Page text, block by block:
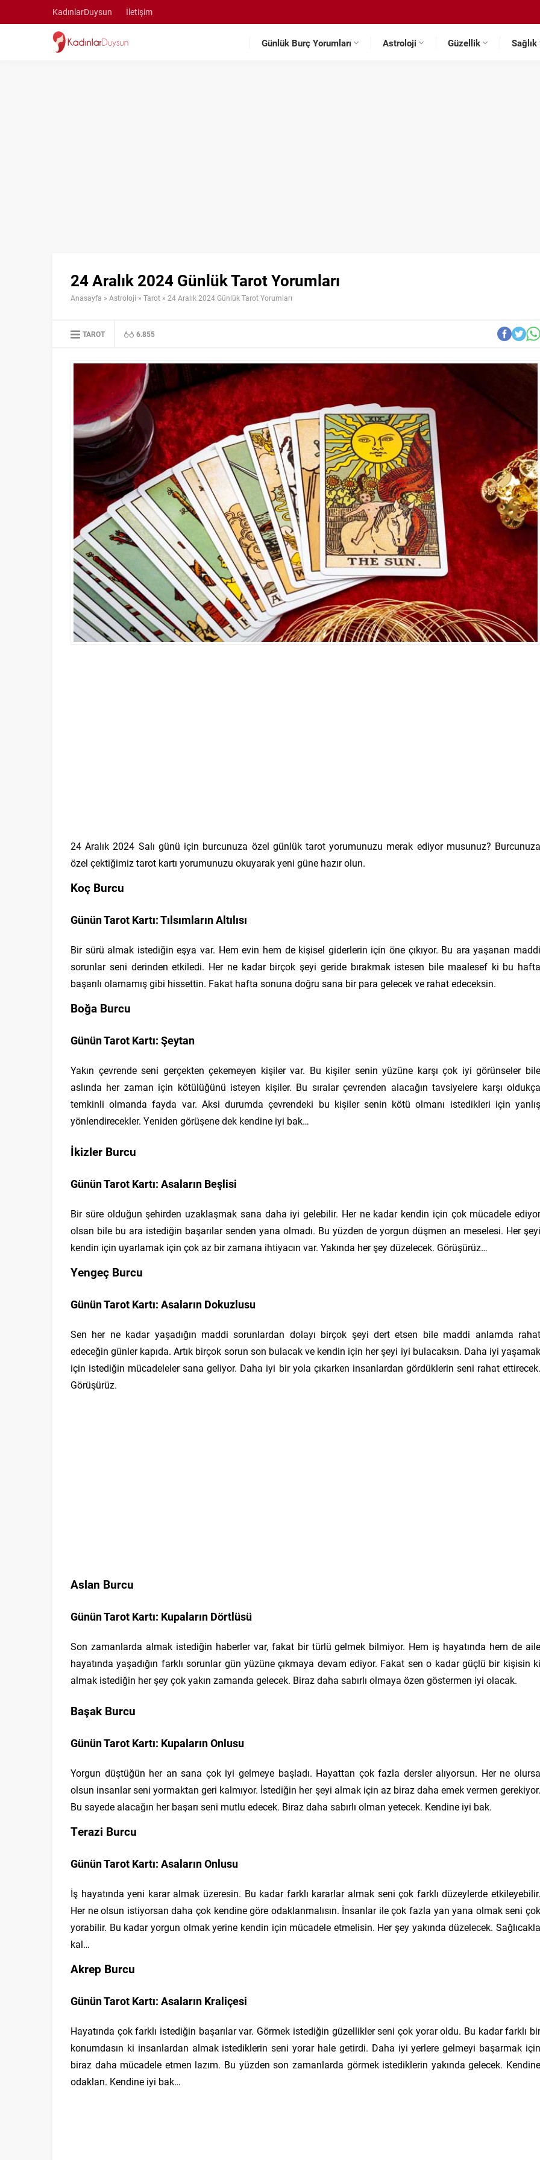
KadınlarDuysun İletişim
Günlük Burç Yorumları Astroloji Güzellik Sağlık
24 Aralık 2024 Günlük Tarot Yorumları
Anasayfa » Astroloji » Tarot » 24 Aralık 2024 Günlük Tarot Yorumları
TAROT 6.855
24 Aralık 2024 Salı günü için burcunuza özel günlük tarot yorumunuzu merak ediyor musunuz? Burcunuza
özel çektiğimiz tarot kartı yorumunuzu okuyarak yeni güne hazır olun.
Koç Burcu
Günün Tarot Kartı: Tılsımların Altılısı
Bir sürü almak istediğin eşya var. Hem evin hem de kişisel giderlerin için öne çıkıyor. Bu ara yaşanan maddi
sorunlar seni derinden etkiledi. Her ne kadar birçok şeyi geride bırakmak istesen bile maalesef ki bu hafta
başarılı olamamış gibi hissettin. Fakat hafta sonuna doğru sana bir para gelecek ve rahat edeceksin.
Boğa Burcu
Günün Tarot Kartı: Şeytan
Yakın çevrende seni gerçekten çekemeyen kişiler var. Bu kişiler senin yüzüne karşı çok iyi görünseler bile
aslında her zaman için kötülüğünü isteyen kişiler. Bu sıralar çevrenden alacağın tavsiyelere karşı oldukça
temkinli olmanda fayda var. Aksi durumda çevrendeki bu kişiler senin kötü olmanı istedikleri için yanlış
yönlendirecekler. Yeniden görüşene dek kendine iyi bak…
İkizler Burcu
Günün Tarot Kartı: Asaların Beşlisi
Bir süre olduğun şehirden uzaklaşmak sana daha iyi gelebilir. Her ne kadar kendin için çok mücadele ediyor
olsan bile bu ara istediğin başarılar senden yana olmadı. Bu yüzden de yorgun düşmen an meselesi. Her şeyi
kendin için uyarlamak için çok az bir zamana ihtiyacın var. Yakında her şey düzelecek. Görüşürüz…
Yengeç Burcu
Günün Tarot Kartı: Asaların Dokuzlusu
Sen her ne kadar yaşadığın maddi sorunlardan dolayı birçok şeyi dert etsen bile maddi anlamda rahat
edeceğin günler kapıda. Artık birçok sorun son bulacak ve kendin için her şeyi iyi bulacaksın. Daha iyi yaşamak
için istediğin mücadeleler sana geliyor. Daha iyi bir yola çıkarken insanlardan gördüklerin seni rahat ettirecek.
Görüşürüz.
Aslan Burcu
Günün Tarot Kartı: Kupaların Dörtlüsü
Son zamanlarda almak istediğin haberler var, fakat bir türlü gelmek bilmiyor. Hem iş hayatında hem de aile
hayatında yaşadığın farklı sorunlar gün yüzüne çıkmaya devam ediyor. Fakat sen o kadar güçlü bir kişisin ki
almak istediğin her şey çok yakın zamanda gelecek. Biraz daha sabırlı olmaya özen göstermen iyi olacak.
Başak Burcu
Günün Tarot Kartı: Kupaların Onlusu
Yorgun düştüğün her an sana çok iyi gelmeye başladı. Hayattan çok fazla dersler alıyorsun. Her ne olursa
olsun insanlar seni yormaktan geri kalmıyor. İstediğin her şeyi almak için az biraz daha emek vermen gerekiyor.
Bu sayede alacağın her başarı seni mutlu edecek. Biraz daha sabırlı olman yetecek. Kendine iyi bak.
Terazi Burcu
Günün Tarot Kartı: Asaların Onlusu
İş hayatında yeni karar almak üzeresin. Bu kadar farklı kararlar almak seni çok farklı düzeylerde etkileyebilir.
Her ne olsun istiyorsan daha çok kendine göre odaklanmalısın. İnsanlar ile çok fazla yan yana olmak seni çok
yorabilir. Bu kadar yorgun olmak yerine kendin için mücadele etmelisin. Her şey yakında düzelecek. Sağlıcakla
kal…
Akrep Burcu
Günün Tarot Kartı: Asaların Kraliçesi
Hayatında çok farklı istediğin başarılar var. Görmek istediğin güzellikler seni çok yorar oldu. Bu kadar farklı bir
konumdasın ki insanlardan almak istediklerin seni yorar hale getirdi. Daha iyi yerlere gelmeyi başarmak için
biraz daha mücadele etmen lazım. Bu yüzden son zamanlarda görmek istediklerin yakında gelecek. Kendine
odaklan. Kendine iyi bak…